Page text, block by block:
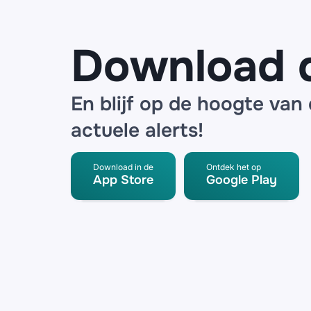
Download
En blijf op de hoogte van
actuele alerts!
Download in de
App Store
Ontdek het op
Google Play